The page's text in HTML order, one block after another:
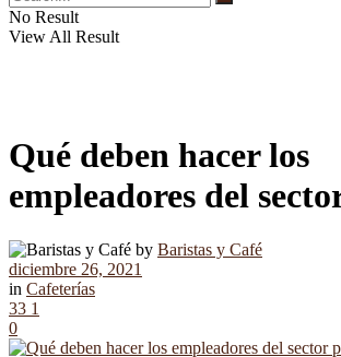
No Result
View All Result
Qué deben hacer los
empleadores del
by Baristas y Café
diciembre 26, 2021
in Cafeterías
33 1
0